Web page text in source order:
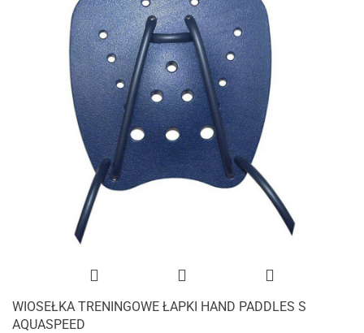
WIOSEŁKA TRENINGOWE ŁAPKI HAND PADDLES S
AQUASPEED